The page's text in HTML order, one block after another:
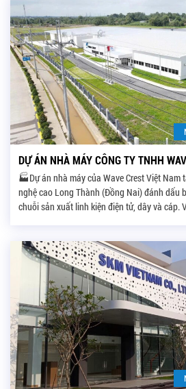
DỰ ÁN
🏭Dự án nhà máy của Wave Crest Việt Nam
nghệ cao Long Thành (Đồng Nai) đánh dấu
chuỗi sản xuất linh kiện điện tử, dây và cáp.